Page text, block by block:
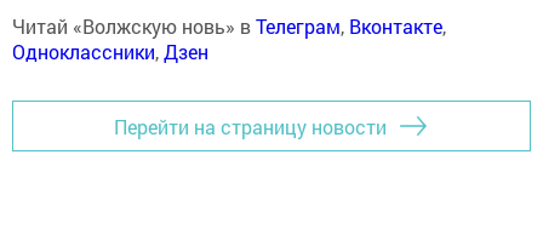
Читай «Волжскую новь» вТелеграм, Вконтакте,
Одноклассники,Дзен
Перейти на страницу новости